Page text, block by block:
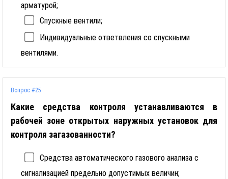
арматурой;
Спускные вентили;
Индивидуальные ответвления со спускными
вентилями.
Вопрос #25
Какие средства контроля устанавливаются в
рабочей зоне открытых наружных установок для
контроля загазованности?
Средства автоматического газового анализа с
сигнализацией предельно допустимых величин;